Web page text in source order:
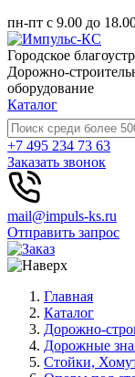
пн-пт с 9.00 до
Городское
Дорожно-
оборудование
Каталог
+7 495 234 73 63
Заказать звонок
mail@impuls-ks.ru
Отправить запрос
Главная
Каталог
Дорожно-
Дорожные
Стойки,